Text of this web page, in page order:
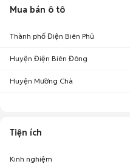
Mua bán ô tô
Thành phố Điện Biên Phủ
Huyện Điện Biên Đông
Huyện Mường Chà
Tiện ích
Kinh nghiệm